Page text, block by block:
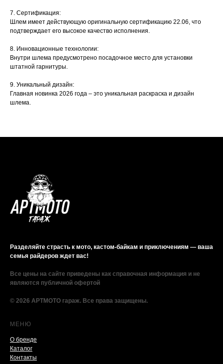
7. Сертификация:
Шлем имеет действующую оригинальную сертификацию 22.06, что
подтверждает его высокое качество исполнения.
8. Инновационные технологии:
Внутри шлема предусмотрено посадочное место для установки
штатной гарнитуры.
9. Уникальный дизайн:
Главная новинка 2026 года – это уникальная раскраска и дизайн
шлема.
Разделяйте страсть к мото, кастом-байкам и приключениям — ваша
семья райдеров ждет вас!
Все цены на сайте приведены как справочная информация и не
являются публичной офертой
© 2026 АРТМОТО гараж. Все права защищены.
МЕНЮ
О бренде
Каталог
Контакты